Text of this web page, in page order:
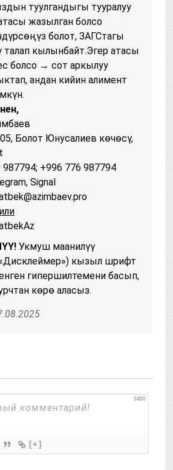
туулгандыгы тууралуу
жазылган болсо
болот, ЗАГСтагы
талап кылынбайт.Эгер атасы
болсо → сот аркылуу
андан кийин алимент
Болот Юнусалиев көчөсү,
987794; +996 776 987794
Signal
Укмуш маанилүү
кызыл шрифт
гипершилтемени басып,
көрө аласыз.
3400
[+]